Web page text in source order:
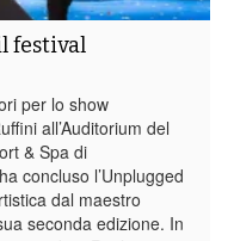
festival
per lo show
all’Auditorium del
& Spa di
concluso l’Unplugged
dal maestro
seconda edizione. In